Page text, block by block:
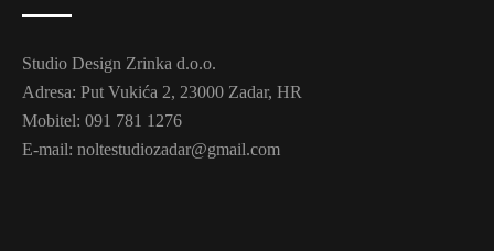
Studio Design Zrinka d.o.o.
Adresa: Put Vukića 2, 23000 Zadar, HR
Mobitel: 091 781 1276
E-mail: noltestudiozadar@gmail.com